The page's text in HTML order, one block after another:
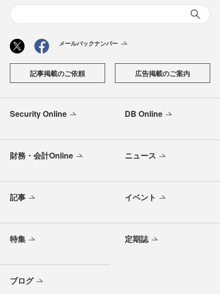
メールバックナンバー
記事掲載のご依頼 広告掲載のご案内
Security Online DB Online
財務・会計Online ニュース
記事 イベント
特集 定期誌
ブログ